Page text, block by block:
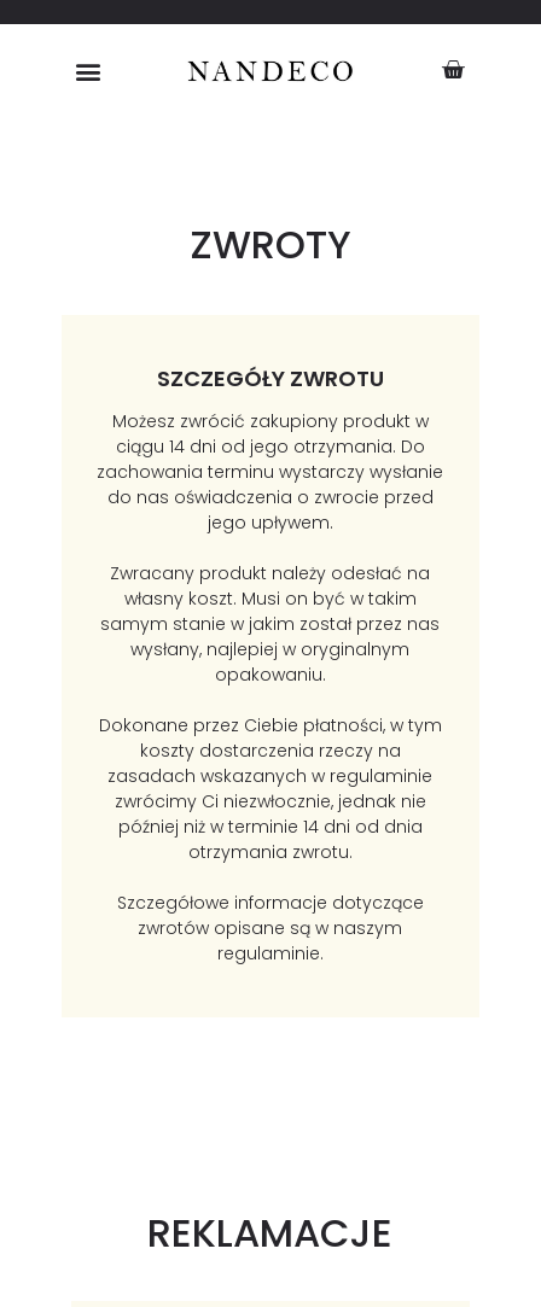
SZCZEGÓŁY ZWROTU
Możesz zwrócić zakupiony produkt w
ciągu 14 dni od jego otrzymania. Do
zachowania terminu wystarczy wysłanie
do nas oświadczenia o zwrocie przed
jego upływem.
Zwracany produkt należy odesłać na
własny koszt. Musi on być w takim
samym stanie w jakim został przez nas
wysłany, najlepiej w oryginalnym
opakowaniu.
Dokonane przez Ciebie płatności, w tym
koszty dostarczenia rzeczy na
zasadach wskazanych w regulaminie
zwrócimy Ci niezwłocznie, jednak nie
później niż w terminie 14 dni od dnia
otrzymania zwrotu.
Szczegółowe informacje dotyczące
zwrotów opisane są w naszym
regulaminie.
ZWROTY
REKLAMACJE